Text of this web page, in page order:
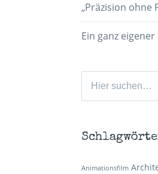
„Präzision ohne
Ein ganz
Suchen
Animationsfilm